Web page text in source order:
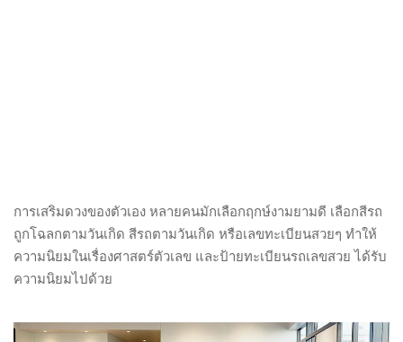
การเสริมดวงของตัวเอง หลายคนมักเลือกฤกษ์งามยามดี เลือกสีรถ
ถูกโฉลกตามวันเกิด สีรถตามวันเกิด หรือเลขทะเบียนสวยๆ ทำให้
ความนิยมในเรื่องศาสตร์ตัวเลข และป้ายทะเบียนรถเลขสวย ได้รับ
ความนิยมไปด้วย